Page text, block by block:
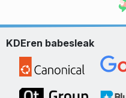
KDEren babesleak